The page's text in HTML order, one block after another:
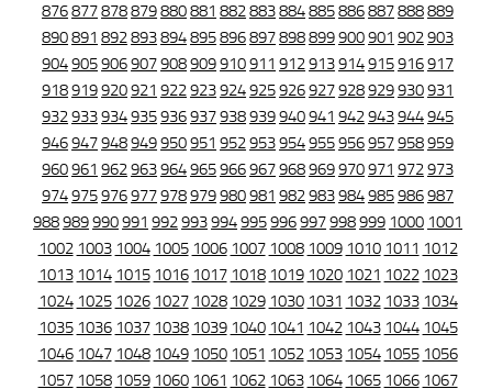
876877878879880881 882883884885886887888889
890891 892893894895896897898899900901 902903
904905906907908909910911 912913914915916917
918919920921 922923924925926927928929930931
932933934935936937938939940941 942943944945
946947948949950951 952953954955956957958959
960961 962963964965966967968969970971 972973
974975976977978979980981 982983984985986987
988989990991 992993994995996997998999 1000 1001
1002 1003 1004 1005 1006 1007 1008 1009 1010 1011 1012
1013 1014 1015 1016 1017 1018 1019 1020 1021 1022 1023
1024 1025 1026 1027 1028 1029 1030 1031 1032 1033 1034
1035 1036 1037 1038 1039 1040 1041 1042 1043 1044 1045
1046 1047 1048 1049 1050 1051 1052 1053 1054 1055 1056
1057 1058 1059 1060 1061 1062 1063 1064 1065 1066 1067